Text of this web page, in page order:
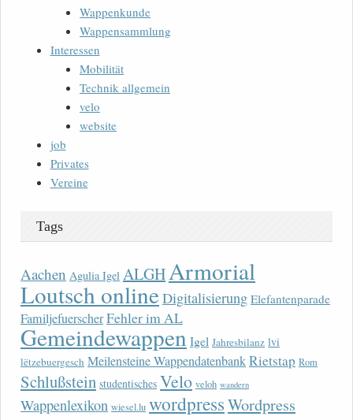
Wappenkunde
Wappensammlung
Interessen
Mobilität
Technik allgemein
velo
website
job
Privates
Vereine
Tags
Aachen Agulia Igel ALGHArmorial
Loutsch onlineDigitalisierung Elefantenparade
FamiljefuerscherFehler im AL
Gemeindewappen Igel Jahresbilanz lvi
lëtzebuergesch Meilensteine WappendatenbankRietstap Rom
Schlußstein studentisches Velo veloh wandern
Wappenlexikon wiesel.lu wordpressWordpress